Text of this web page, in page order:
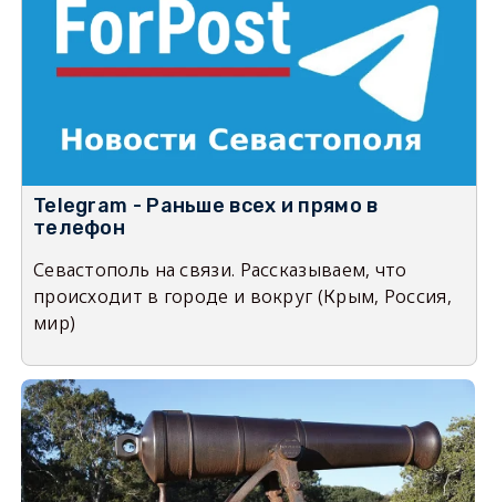
Telegram - Раньше всех и прямо в
телефон
Севастополь на связи. Рассказываем, что
происходит в городе и вокруг (Крым, Россия,
мир)